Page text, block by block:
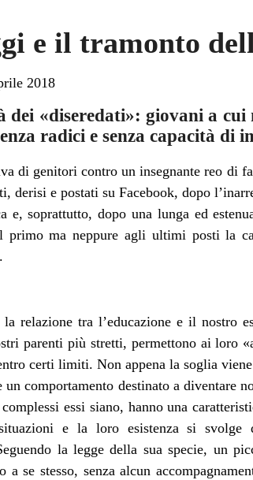
e il tramonto
2018
dei «diseredati»: giovani a cui
radici e senza capacità
di genitori contro un insegnante reo di
derisi e postati su Facebook, dopo
soprattutto, dopo una lunga ed
primo ma neppure agli ultimi posti la
la relazione tra l’educazione e il nostro
parenti più stretti, permettono ai loro
certi limiti. Non appena la soglia
un comportamento destinato a diventare
essi siano, hanno una
e la loro esistenza si
la legge della sua specie, un
a se stesso, senza alcun